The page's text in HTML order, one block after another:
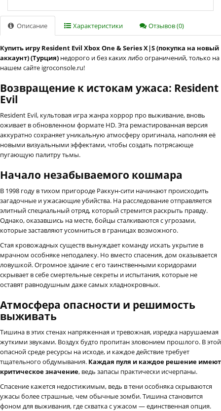
Описание Характеристики Отзывов (0)
Купить игру Resident Evil Xbox One & Series X|S (покупка на новый
аккаунт) (Турция) недорого и без каких либо ограничений, только на
нашем сайте igroconsole.ru!
Возвращение к истокам ужаса: Resident
Evil
Resident Evil, культовая игра жанра хоррор про выживание, вновь
оживает в обновленном формате HD. Эта ремастированная версия
аккуратно сохраняет уникальную атмосферу оригинала, наполняя её
новыми визуальными эффектами, чтобы создать потрясающе
пугающую палитру тьмы.
Начало незабываемого кошмара
В 1998 году в тихом пригороде Раккун-сити начинают происходить
загадочные и ужасающие убийства. На расследование отправляется
элитный специальный отряд, который стремится раскрыть правду.
Однако, оказавшись на месте, бойцы сталкиваются с угрозами,
которые заставляют усомниться в границах возможного.
Стая кровожадных существ вынуждает команду искать укрытие в
мрачном особняке неподалеку. Но вместо спасения, дом оказывается
ловушкой. Огромное здание с его таинственными коридорами
скрывает в себе смертельные секреты и испытания, которые не
оставят равнодушным даже самых хладнокровных.
Атмосфера опасности и решимость
выживать
Тишина в этих стенах напряженная и тревожная, изредка нарушаемая
жуткими звуками. Воздух будто пропитан зловонием прошлого. В этой
опасной среде ресурсы на исходе, и каждое действие требует
тщательного обдумывания. Каждая пуля и каждое решение имеют
критическое значение, ведь запасы практически исчерпаны.
Спасение кажется недостижимым, ведь в тени особняка скрываются
ужасы более страшные, чем обычные зомби. Тишина становится
фоном для выживания, где схватка с ужасом — единственная опция.